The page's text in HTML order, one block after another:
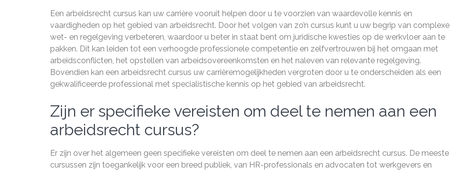
Een arbeidsrecht cursus kan uw carrière vooruit helpen door u te voorzien van waardevolle kennis en
vaardigheden op het gebied van arbeidsrecht. Door het volgen van zo’n cursus kunt u uw begrip van complexe
wet- en regelgeving verbeteren, waardoor u beter in staat bent om juridische kwesties op de werkvloer aan te
pakken. Dit kan leiden tot een verhoogde professionele competentie en zelfvertrouwen bij het omgaan met
arbeidsconflicten, het opstellen van arbeidsovereenkomsten en het naleven van relevante regelgeving.
Bovendien kan een arbeidsrecht cursus uw carrièremogelijkheden vergroten door u te onderscheiden als een
gekwalificeerde professional met specialistische kennis op het gebied van arbeidsrecht.
Zijn er specifieke vereisten om deel te nemen aan een
arbeidsrecht cursus?
Er zijn over het algemeen geen specifieke vereisten om deel te nemen aan een arbeidsrecht cursus. De meeste
cursussen zijn toegankelijk voor een breed publiek, van HR-professionals en advocaten tot werkgevers en